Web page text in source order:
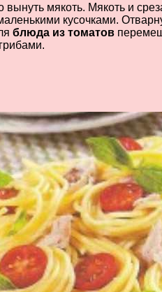
мякоть. Мякоть и
кусочками.
блюда из томатов